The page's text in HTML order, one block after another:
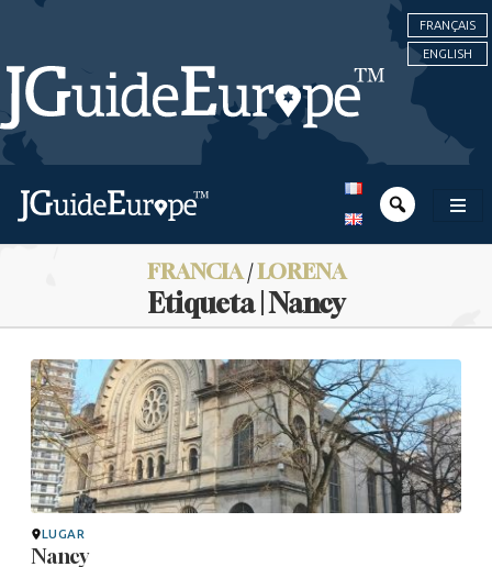
FRANÇAIS
ENGLISH
FRANCIA/LORENA
Etiqueta | Nancy
LUGAR
Nancy